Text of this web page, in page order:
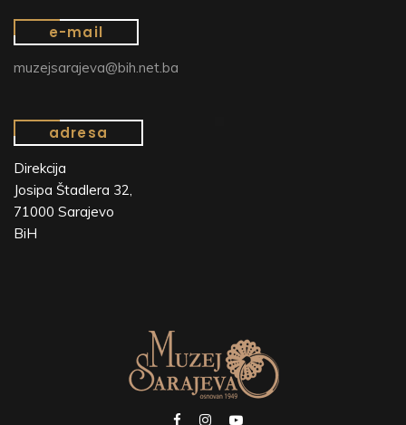
e-mail
muzejsarajeva@bih.net.ba
adresa
Direkcija
Josipa Štadlera 32,
71000 Sarajevo
BiH